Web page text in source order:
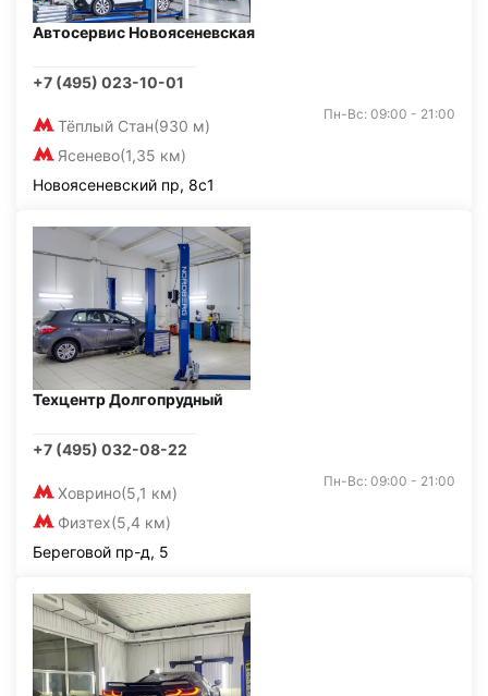
Автосервис Новоясеневская
+7 (495) 023-10-01
Тёплый Стан(930 м)
Ясенево(1,35 км)
Пн-Вс: 09:00 - 21:00
Новоясеневский пр, 8с1
Техцентр Долгопрудный
+7 (495) 032-08-22
Ховрино(5,1 км)
Физтех(5,4 км)
Пн-Вс: 09:00 - 21:00
Береговой пр-д, 5